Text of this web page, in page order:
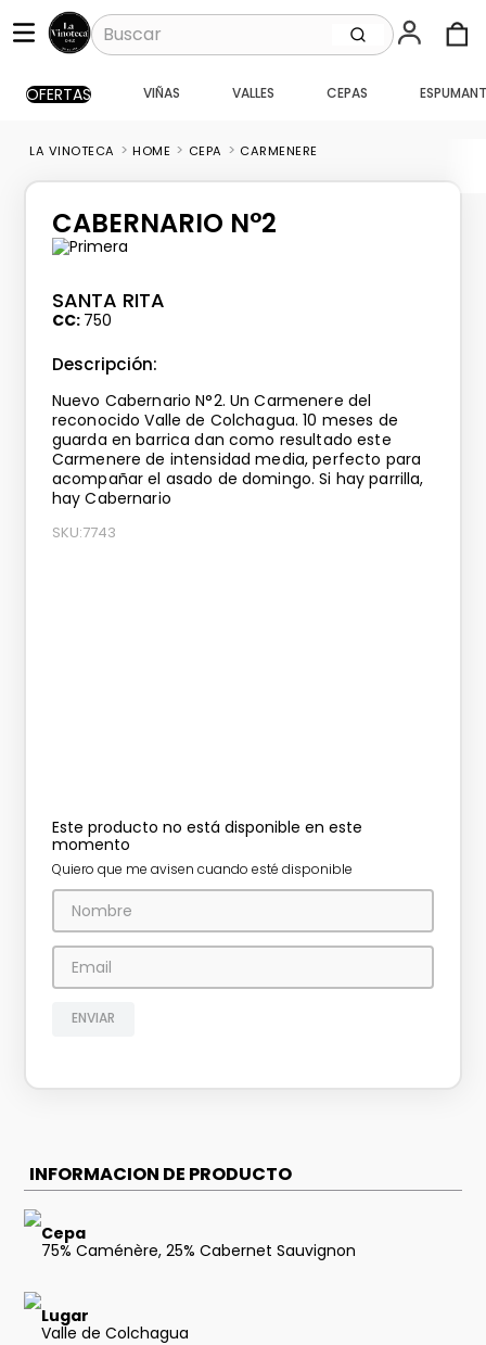
Buscar
OFERTAS VIÑAS VALLES CEPAS
HOME CEPA CARMENERE
SANTA RITA
CC 750
Descripción:
Nuevo Cabernario N°2. Un Carmenere del
reconocido Valle de Colchagua. 10 meses de
guarda en barrica dan como resultado este
Carmenere de intensidad media, perfecto para
acompañar el asado de domingo. Si hay parrilla,
hay Cabernario
SKU:7743
CABERNARIO N°2
Este producto no está disponible en este
momento
Quiero que me avisen cuando esté disponible
ENVIAR
INFORMACION DE PRODUCTO
Cepa
75% Caménère, 25% Cabernet Sauvignon
Lugar
Valle de Colchagua
TÉRMINOS MÁS BUSCADOS
carmenere
toro piedra
bouchon
pisco
reserva
montes